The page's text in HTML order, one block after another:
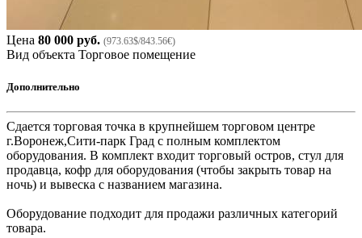
Цена 80 000 руб. (973.63$/843.56€)
Вид объекта Торговое помещение
Дополнительно
Сдается торговая точка в крупнейшем торговом центре
г.Воронеж,Сити-парк Град с полным комплектом
оборудования. В комплект входит торговый остров, стул для
продавца, кофр для оборудования (чтобы закрыть товар на
ночь) и вывеска с названием магазина.
Оборудование подходит для продажи различных категорий
товара.